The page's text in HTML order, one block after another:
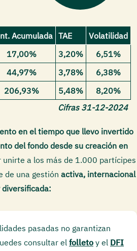
Acumulada TAE
Volatilidad
17,00% 3,20%
6,51%
44,97% 3,78%
6,38%
206,93% 5,48%
8,20%
Cifras 31-12-2024
en el tiempo que llevo invertido
del fondo desde su creación en
unirte a los más de 1.000 partícipes
de una gestión activa, internacional
diversificada:
pasadas no garantizan
consultar el folleto y el DFI